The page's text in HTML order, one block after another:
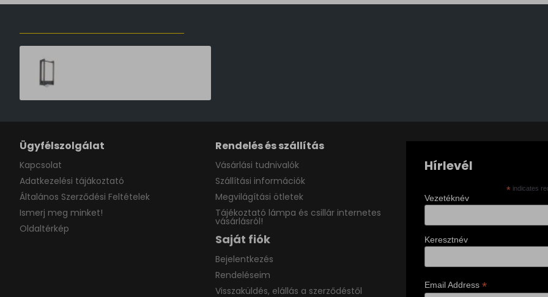
Ügyfélszolgálat
Kapcsolat
Adatkezelési tájákoztató
Általános Szerződési Feltételek
Ismerj meg minket!
Oldaltérkép
Rendelés és szállítás
Vásárlási tudnivalók
Szállítási információk
Megvilágítási ötletek
Tájékoztató lámpa és csillár internetes
vásárlásról!
Saját fiók
Bejelentkezés
Rendeléseim
Visszaküldés, elállás a szerződéstől
Hírlevél
* indicates
Vezetéknév
Keresztnév
Email Address *